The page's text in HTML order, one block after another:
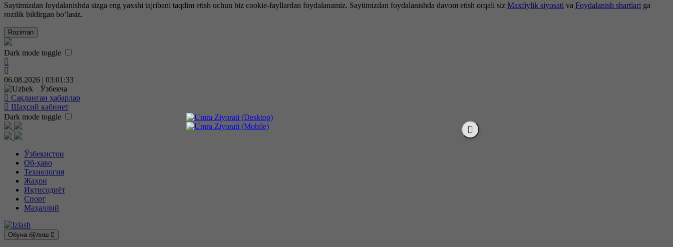
Saytimizdan foydalanishda sizga eng yaxshi tajribani taqdim etish uchun biz cookie-fayllardan foydalanamiz. Saytimizdan foydalanishda davom etish orqali siz Maxfiylik siyosati va Foydalanish shartlari ga
rozilik bildirgan bo‘lasiz.
Roziman
Dark mode toggle
06.08.2026 | 03:01:34
Ўзбекча
Сақланган ҳабарлар
Шаҳсий кабинет
Dark mode toggle
Ўзбекистон
Об-ҳаво
Технология
Жаҳон
Иқтисодиёт
Спорт
Маҳаллий
Обуна бўлиш